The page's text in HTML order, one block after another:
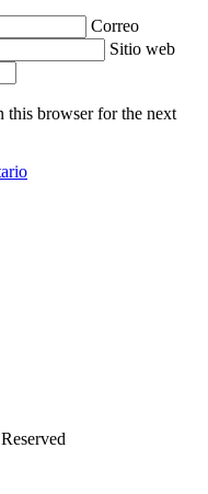
Correo
Sitio web
this browser for the next